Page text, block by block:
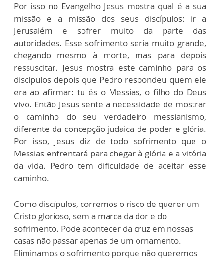
Por isso no Evangelho Jesus mostra qual é a sua
missão e a missão dos seus discípulos: ir a
Jerusalém e sofrer muito da parte das
autoridades. Esse sofrimento seria muito grande,
chegando mesmo à morte, mas para depois
ressuscitar. Jesus mostra este caminho para os
discípulos depois que Pedro respondeu quem ele
era ao afirmar: tu és o Messias, o filho do Deus
vivo. Então Jesus sente a necessidade de mostrar
o caminho do seu verdadeiro messianismo,
diferente da concepção judaica de poder e glória.
Por isso, Jesus diz de todo sofrimento que o
Messias enfrentará para chegar à glória e a vitória
da vida. Pedro tem dificuldade de aceitar esse
caminho.
Como discípulos, corremos o risco de querer um
Cristo glorioso, sem a marca da dor e do
sofrimento. Pode acontecer da cruz em nossas
casas não passar apenas de um ornamento.
Eliminamos o sofrimento porque não queremos